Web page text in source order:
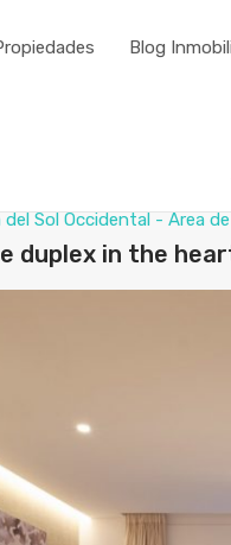
Blog
Sol Occidental - Área
duplex in the